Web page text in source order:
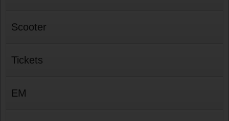
Scooter
Tickets
EM